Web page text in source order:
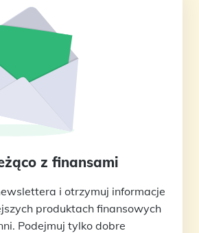
z finansami
i otrzymuj informacje
produktach finansowych
Podejmuj tylko dobre